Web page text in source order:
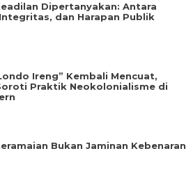
Dipertanyakan: Antara
dan Harapan Publik
Ireng” Kembali Mencuat,
Praktik Neokolonialisme di
Bukan Jaminan Kebenaran